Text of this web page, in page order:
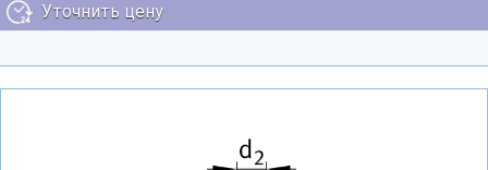
Уточнить цену